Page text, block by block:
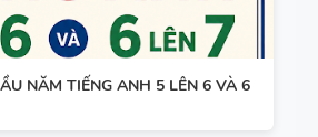
NĂM TIẾNG ANH 5 LÊN 6 VÀ 6